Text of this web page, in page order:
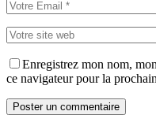
Enregistrez mon nom,
ce navigateur pour la